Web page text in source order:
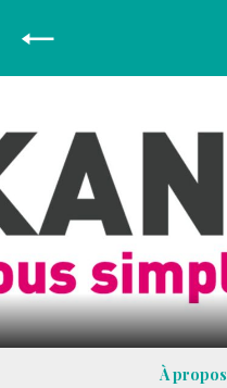
R
u
r
À propos